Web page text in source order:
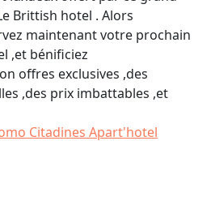
Brittish hotel . Alors
maintenant votre prochain
,et bénificiez
offres exclusives ,des
,des prix imbattables ,et
Citadines Apart'hotel